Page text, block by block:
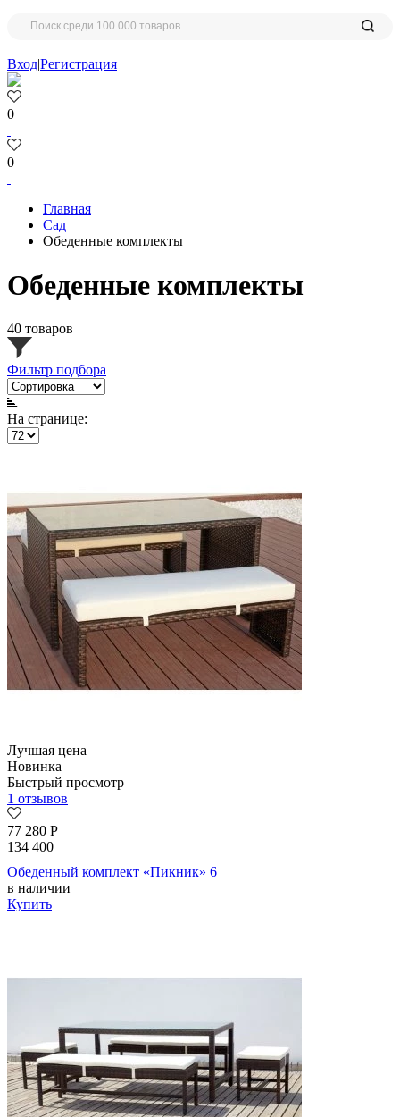
Вход|Регистрация
0
0
Главная
Сад
Обеденные комплекты
Обеденные комплекты
40 товаров
Фильтр подбора
На странице:
Лучшая цена
Новинка
Быстрый просмотр
1 отзывов
77 280 Р
134 400
Обеденный комплект «Пикник» 6
в наличии
Купить